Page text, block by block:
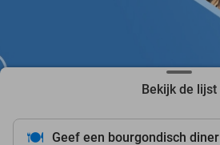
Bekijk de lijst
🍽️
Geef een bourgondisch diner